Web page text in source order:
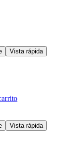
Vista rápida
Vista rápida